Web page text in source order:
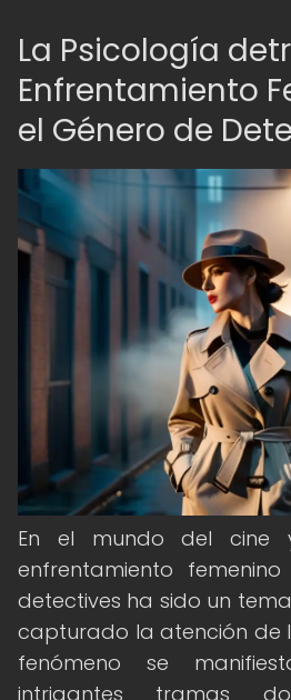
La Psicología
Enfrentamiento
el Género de
En el mundo del cine
enfrentamiento
detectives ha sido un
capturado la atención de
fenómeno se
intrigantes tramas